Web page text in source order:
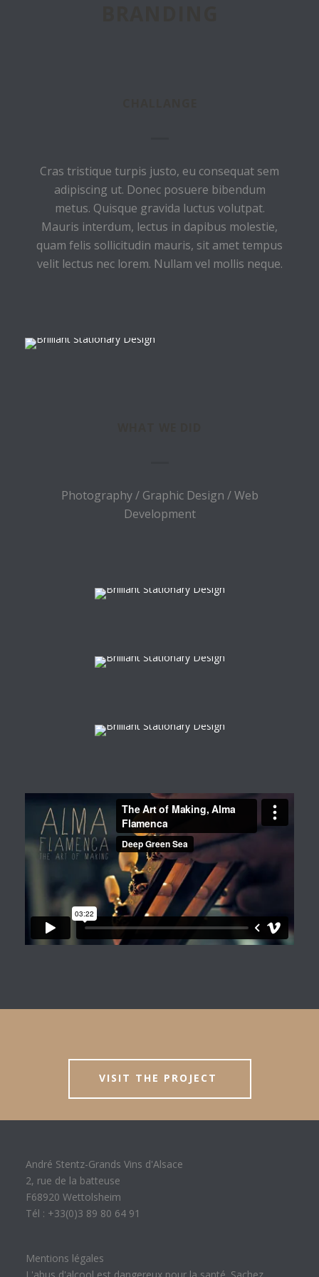
Cras tristique turpis justo, eu consequat sem
adipiscing ut. Donec posuere bibendum
metus. Quisque gravida luctus volutpat.
Mauris interdum, lectus in dapibus molestie,
quam felis sollicitudin mauris, sit amet tempus
velit lectus nec lorem. Nullam vel mollis neque.
Photography / Graphic Design / Web
Development
VISIT THE PROJECT
André Stentz-Grands Vins d'Alsace
2, rue de la batteuse
F68920 Wettolsheim
Tél : +33(0)3 89 80 64 91
Mentions légales